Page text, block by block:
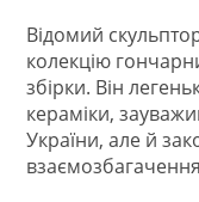
Відомий
колекцію
збірки. Він
кераміки,
України, але й